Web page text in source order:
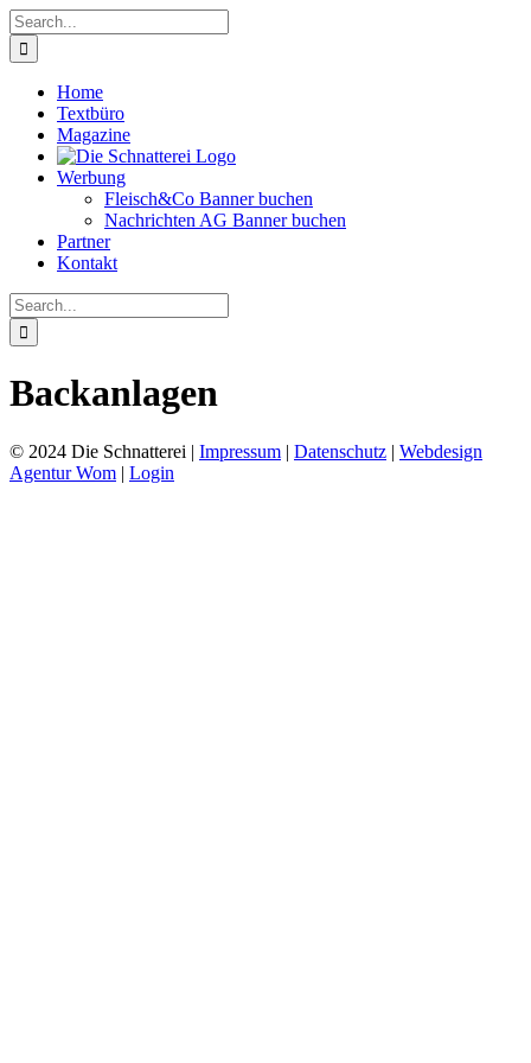
Skip
to
content
Search
for:
Home
Textbüro
Magazine
Werbung
Fleisch&Co Banner buchen
Nachrichten AG Banner buchen
Partner
Kontakt
Search
for:
Backanlagen
© 2024 Die Schnatterei | Impressum | Datenschutz | Webdesign
Agentur Wom | Login